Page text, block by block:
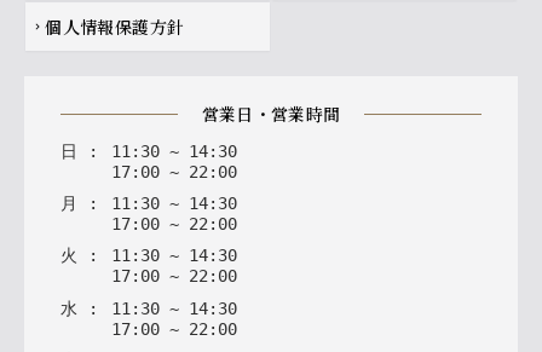
chevron_right 個人情報保護方針
営業日・営業時間
日 : 11 : 30 ~ 14: 30
17: 00 ~ 22 : 00
月
: 11: 30 ~ 14: 30
17: 00 ~ 22: 00
火
: 11: 30 ~ 14: 30
17: 00 ~ 22: 00
水 : 11 : 30 ~ 14: 30
17: 00 ~ 22 : 00